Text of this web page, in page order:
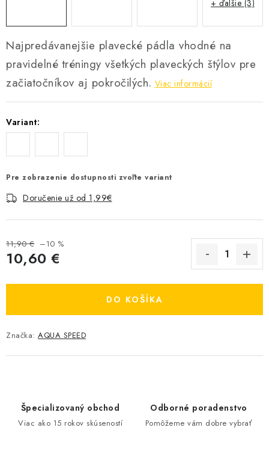
Najpredávanejšie plavecké pádla vhodné na
pravidelné tréningy všetkých plaveckých štýlov pre
začiatočníkov aj pokročilých. Viac informácií
Variant:
Pre zobrazenie dostupnosti zvoľte variant
Doručenie už od 1,99€
11,90 € –10 %
10,60 €
DO KOŠÍKA
Značka: AQUA SPEED
+ ďalšie (3)
Špecializovaný obchod
Viac ako 15 rokov skúseností
Odborné poradenstvo
Pomôžeme vám dobre vybrať